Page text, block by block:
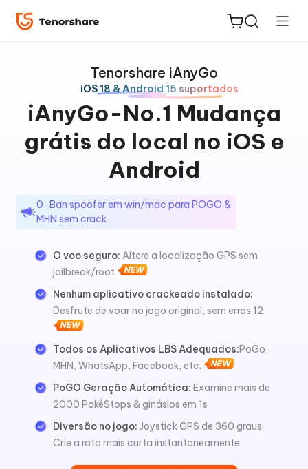
ReiBoot
PDF
Novo
iAnyGo
Tenorshare iAnyGo
iOS 18 & Android 15 suportados
iAnyGo-No.1 Mudança
grátis do local no iOS e
Android
0-Ban spoofer em win/mac para POGO &
MHN sem crack
O voo seguro: Altere a localização GPS sem
jailbreak/root
Nenhum aplicativo crackeado instalado:
Desfrute de voar no jogo original, sem erros 12
Todos os Aplicativos LBS Adequados:PoGo,
MHN, WhatsApp, Facebook, etc.
PoGO Geração Automática: Examine mais de
2000 PokéStops & ginásios em 1s
Diversão no jogo: Joystick GPS de 360 graus;
Crie a rota mais curta instantaneamente